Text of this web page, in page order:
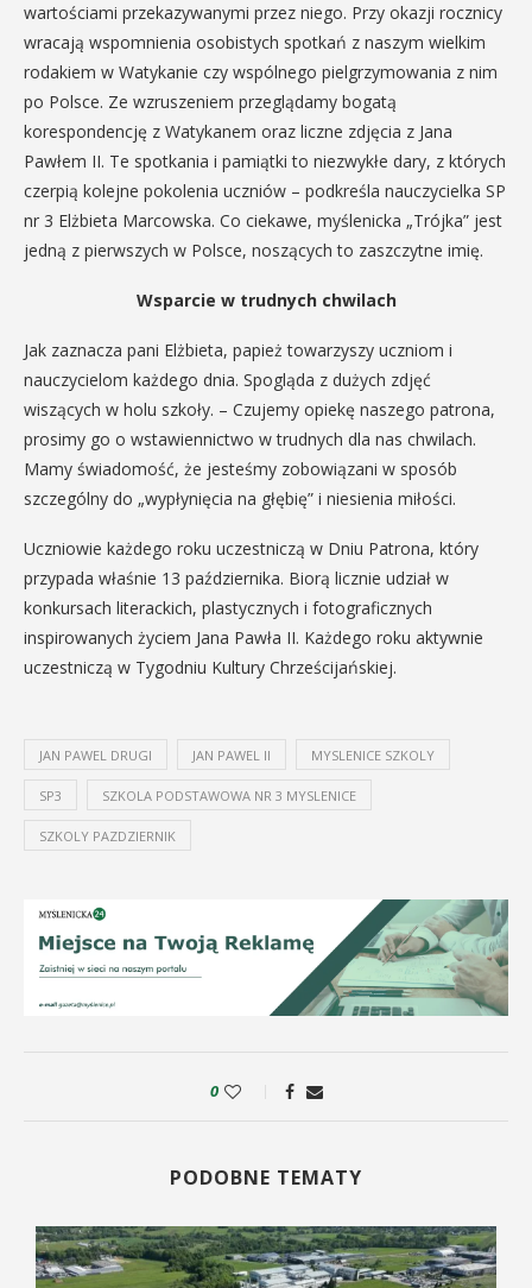
wartościami przekazywanymi przez niego. Przy okazji rocznicy
wracają wspomnienia osobistych spotkań z naszym wielkim
rodakiem w Watykanie czy wspólnego pielgrzymowania z nim
po Polsce. Ze wzruszeniem przeglądamy bogatą
korespondencję z Watykanem oraz liczne zdjęcia z Jana
Pawłem II. Te spotkania i pamiątki to niezwykłe dary, z których
czerpią kolejne pokolenia uczniów – podkreśla nauczycielka SP
nr 3 Elżbieta Marcowska. Co ciekawe, myślenicka „Trójka” jest
jedną z pierwszych w Polsce, noszących to zaszczytne imię.
Wsparcie w trudnych chwilach
Jak zaznacza pani Elżbieta, papież towarzyszy uczniom i
nauczycielom każdego dnia. Spogląda z dużych zdjęć
wiszących w holu szkoły. – Czujemy opiekę naszego patrona,
prosimy go o wstawiennictwo w trudnych dla nas chwilach.
Mamy świadomość, że jesteśmy zobowiązani w sposób
szczególny do „wypłynięcia na głębię” i niesienia miłości.
Uczniowie każdego roku uczestniczą w Dniu Patrona, który
przypada właśnie 13 października. Biorą licznie udział w
konkursach literackich, plastycznych i fotograficznych
inspirowanych życiem Jana Pawła II. Każdego roku aktywnie
uczestniczą w Tygodniu Kultury Chrześcijańskiej.
JAN PAWEL DRUGI JAN PAWEL II MYSLENICE SZKOLY
SP3 SZKOLA PODSTAWOWA NR 3 MYSLENICE
SZKOLY PAZDZIERNIK
0
PODOBNE TEMATY